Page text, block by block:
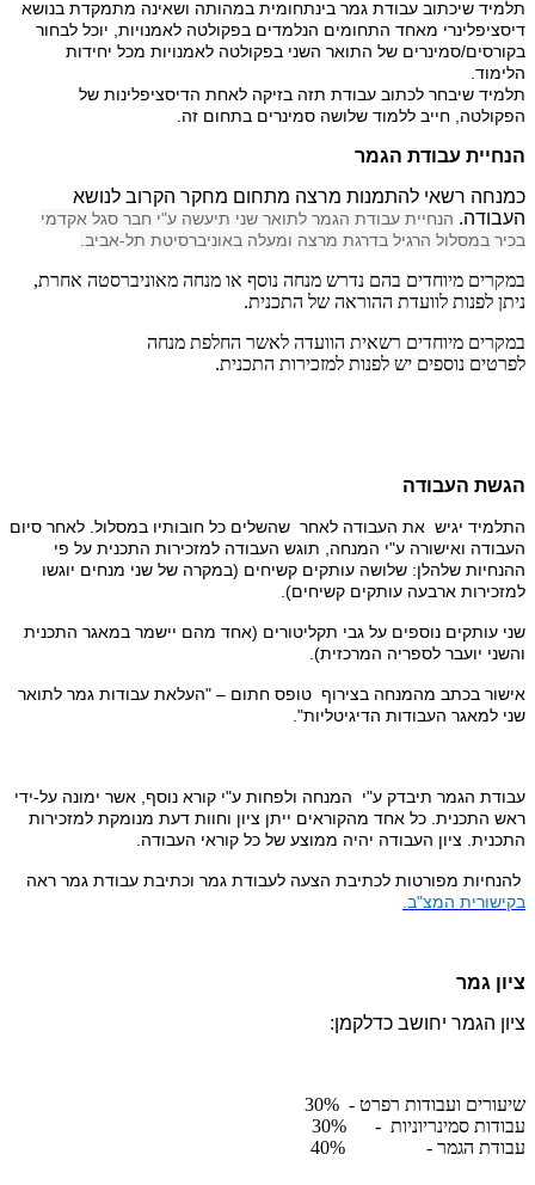
תלמיד שיכתוב עבודת גמר בינתחומית במהותה ושאינה מתמקדת בנושא
דיסציפלינרי מאחד התחומים הנלמדים בפקולטה לאמנויות, יוכל לבחור
בקורסים/סמינרים של התואר השני בפקולטה לאמנויות מכל יחידות
הלימוד.
תלמיד שיבחר לכתוב עבודת תזה בזיקה לאחת הדיסציפלינות של
הפקולטה, חייב ללמוד שלושה סמינרים בתחום זה.
הנחיית עבודת הגמר
כמנחה רשאי להתמנות מרצה מתחום מחקר הקרוב לנושא
העבודה. הנחיית עבודת הגמר לתואר שני תיעשה ע"י חבר סגל אקדמי
בכיר במסלול הרגיל בדרגת מרצה ומעלה באוניברסיטת תל-אביב.
במקרים מיוחדים בהם נדרש מנחה נוסף או מנחה מאוניברסטה אחרת,
ניתן לפנות לוועדת ההוראה של התכנית.
במקרים מיוחדים רשאית הוועדה לאשר החלפת מנחה
לפרטים נוספים יש לפנות למזכירות התכנית.
הגשת העבודה
התלמיד יגיש את העבודה לאחר שהשלים כל חובותיו במסלול. לאחר סיום
העבודה ואישורה ע"י המנחה, תוגש העבודה למזכירות התכנית על פי
ההנחיות שלהלן: שלושה עותקים קשיחים (במקרה של שני מנחים יוגשו
למזכירות ארבעה עותקים קשיחים).
שני עותקים נוספים על גבי תקליטורים (אחד מהם יישמר במאגר התכנית
והשני יועבר לספריה המרכזית).
אישור בכתב מהמנחה בצירוף טופס חתום – "העלאת עבודות גמר לתואר
שני למאגר העבודות הדיגיטליות".
עבודת הגמר תיבדק ע"י המנחה ולפחות ע"י קורא נוסף, אשר ימונה על-ידי
ראש התכנית. כל אחד מהקוראים ייתן ציון וחוות דעת מנומקת למזכירות
התכנית. ציון העבודה יהיה ממוצע של כל קוראי העבודה.
להנחיות מפורטות לכתיבת הצעה לעבודת גמר וכתיבת עבודת גמר ראה
בקישורית המצ"ב.
ציון גמר
ציון הגמר יחושב כדלקמן:
שיעורים ועבודות רפרט - 30%
עבודות סמינריוניות - 30%
עבודת הגמר - 40%